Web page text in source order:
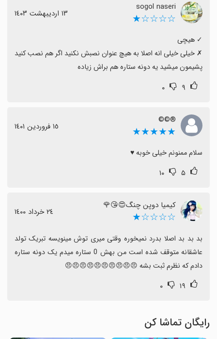
sogol naseri
☆☆☆☆★ ١٣ اردیبهشت ١٤٠٣
پشیمون میشید یه دونه ستاره هم براش زیاده
۹ ۰
®©©
★★★★★ ١٥ فروردین ١٤٠١
سلام ممنونم خیلی خوبه ♥️
۵ ۱۰
کیمیا دوپن چنگ😍😘🌹
☆☆☆☆★ ٢٤ خرداد ١٤٠٠
دادم که نظرم ثبت بشه 😠😠😠😠😠😠😠😠😠😠
۱۹ ۰
رایگان تماشا کن